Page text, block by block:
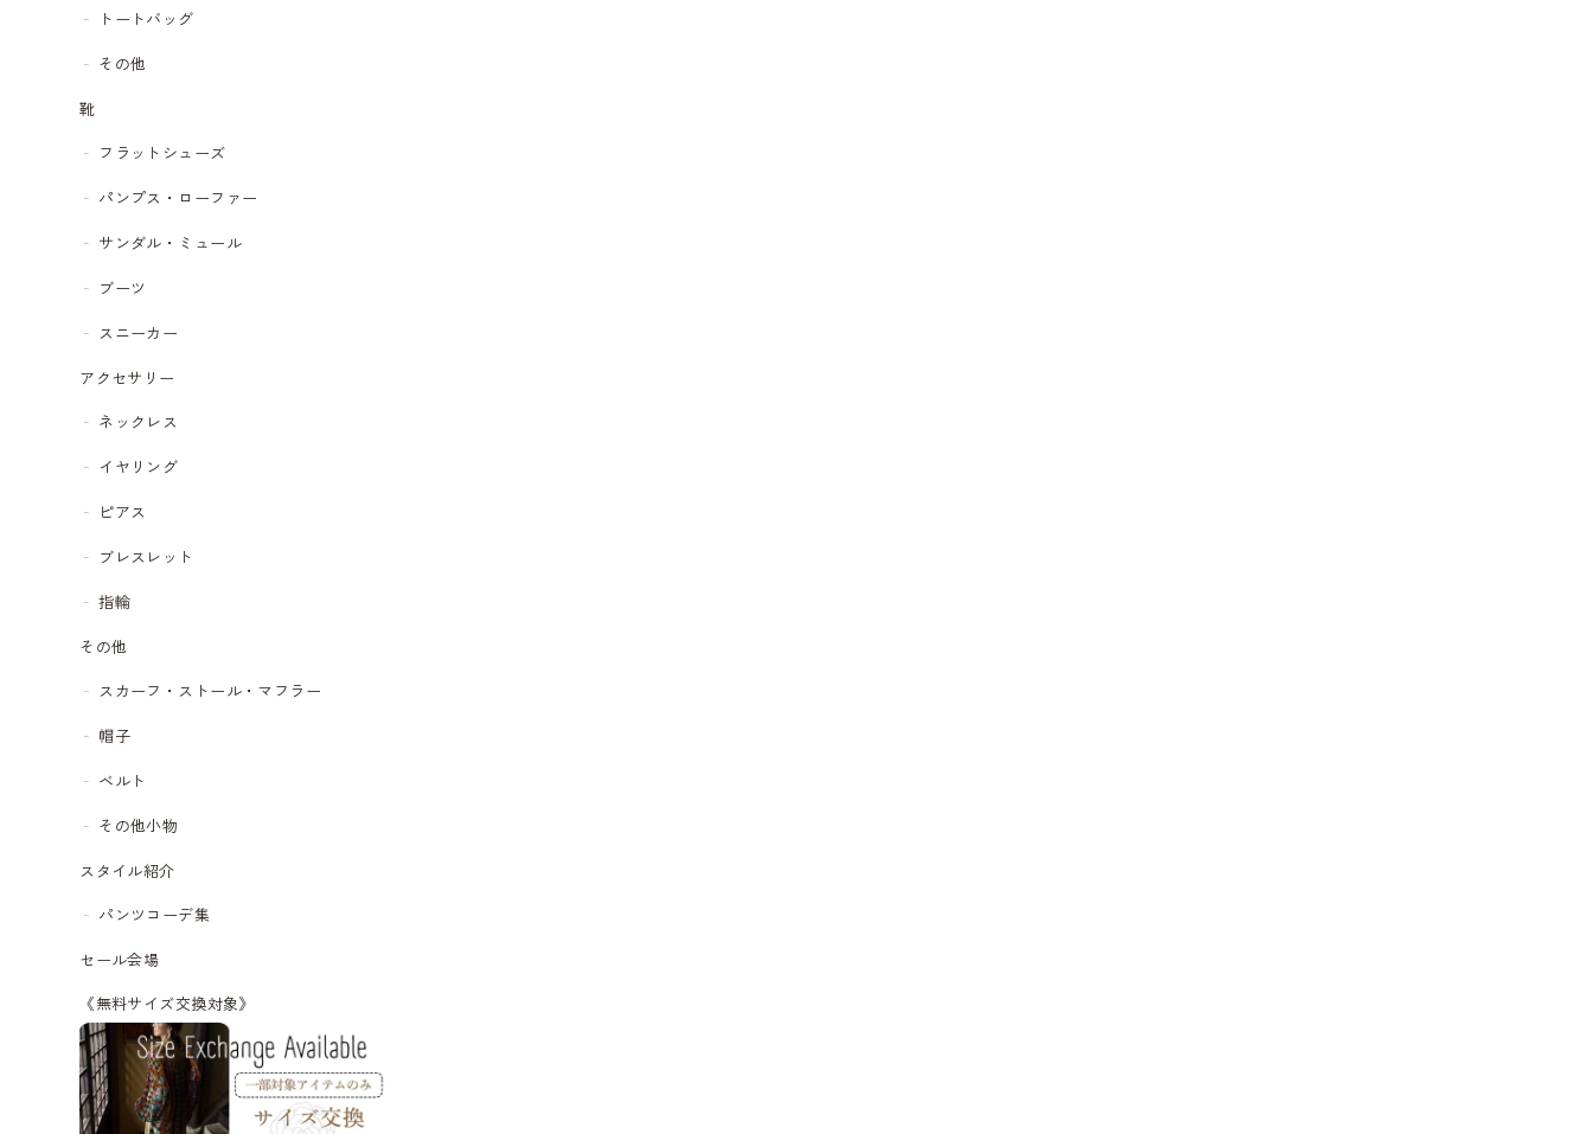
トートバッグ
その他
靴
フラットシューズ
パンプス・ローファー
サンダル・ミュール
ブーツ
スニーカー
アクセサリー
ネックレス
イヤリング
ピアス
ブレスレット
指輪
その他
スカーフ・ストール・マフラー
帽子
ベルト
その他小物
スタイル紹介
パンツコーデ集
セール会場
《無料サイズ交換対象》